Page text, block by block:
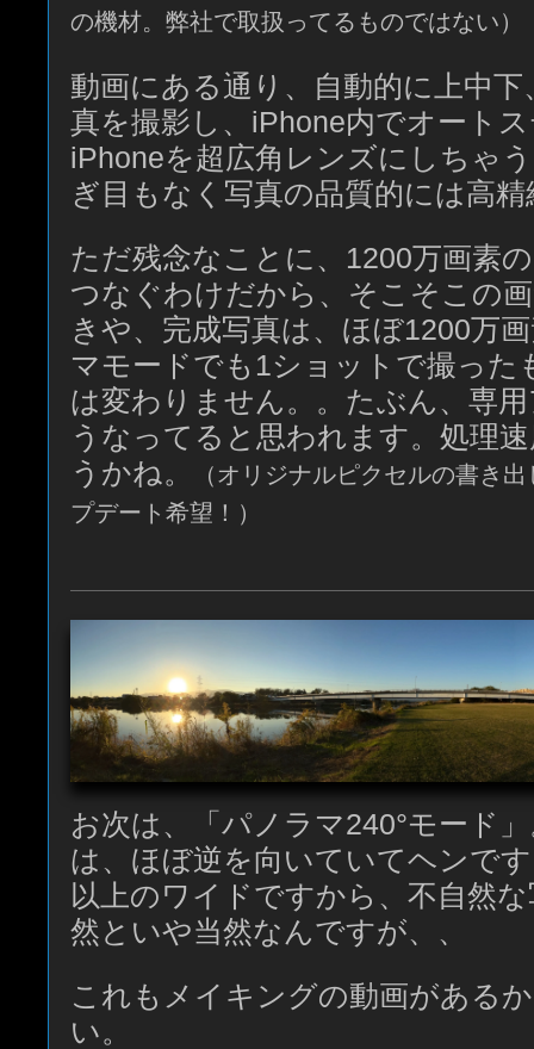
の機材。弊社で取扱ってるものではない）
動画にある通り、自動的に上中
真を撮影し、iPhone内でオート
iPhoneを超広角レンズにしちゃ
ぎ目もなく写真の品質的には高
ただ残念なことに、1200万画素
つなぐわけだから、そこそこの
きや、完成写真は、ほぼ1200万
マモードでも1ショットで撮った
は変わりません。。たぶん、専
うなってると思われます。処理
うかね。
（オリジナルピクセルの書き
プデート希望！）
お次は、「パノラマ240°モード
は、ほぼ逆を向いていてヘンで
以上のワイドですから、不自然
然といや当然なんですが、、
これもメイキングの動画がある
い。